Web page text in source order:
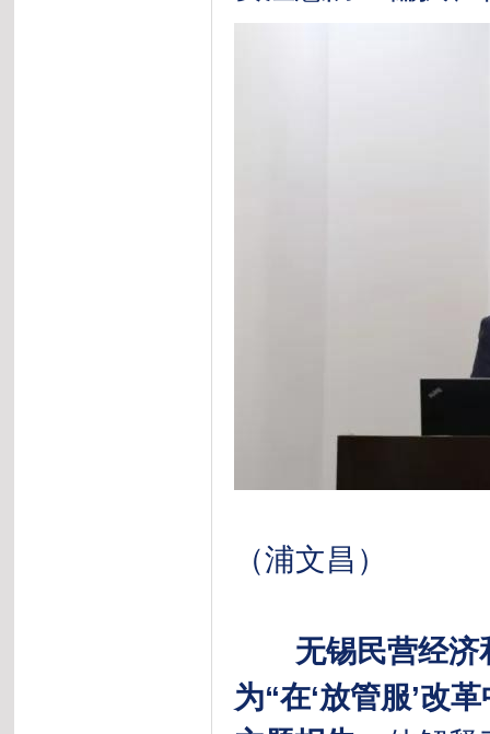
（浦文昌）
无锡民营经
为“在‘放管服’改